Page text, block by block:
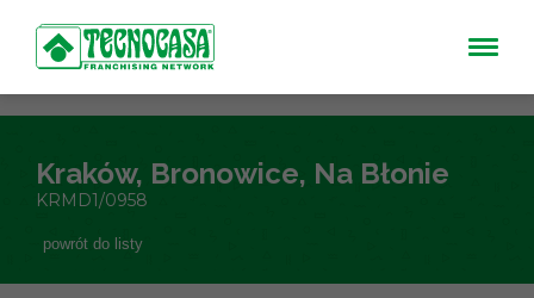
Kraków, Bronowice, Na Błonie
KRMD1/0958
powrót do listy